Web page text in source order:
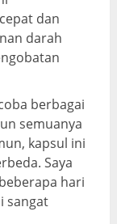
dan
darah
berbagai
semuanya
kapsul ini
Saya
hari
sangat